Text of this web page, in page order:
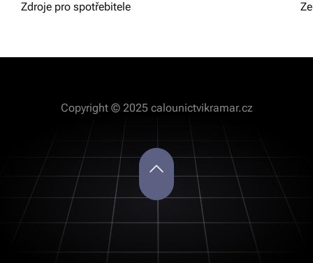
Zdroje pro spotřebitele
Copyright © 2025 calounictvikramar.cz